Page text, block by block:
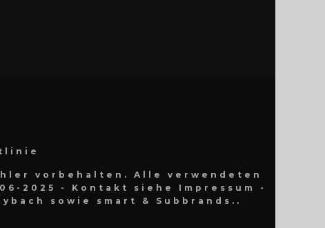
vorbehalten. Alle verwendeten
2025 - Kontakt siehe Impressum -
sowie smart & Subbrands..